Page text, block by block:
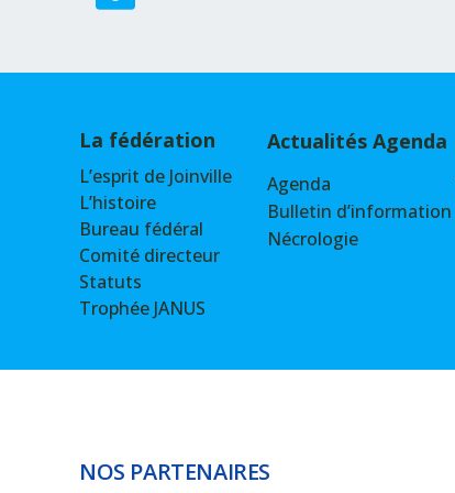
La fédération
L’esprit de Joinville
L’histoire
Bureau fédéral
Comité directeur
Statuts
Trophée JANUS
Actualités Agenda
Agenda
Bulletin d’information
Nécrologie
NOS PARTENAIRES